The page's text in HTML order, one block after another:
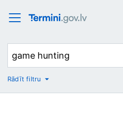
No
Rādīt filtru